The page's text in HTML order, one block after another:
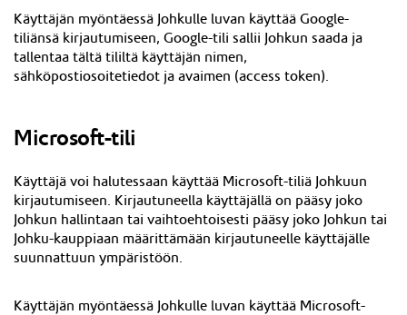
Käyttäjän myöntäessä Johkulle luvan käyttää Google-
tiliänsä kirjautumiseen, Google-tili sallii Johkun saada ja
tallentaa tältä tililtä käyttäjän nimen,
sähköpostiosoitetiedot ja avaimen (access token).
Microsoft-tili
Käyttäjä voi halutessaan käyttää Microsoft-tiliä Johkuun
kirjautumiseen. Kirjautuneella käyttäjällä on pääsy joko
Johkun hallintaan tai vaihtoehtoisesti pääsy joko Johkun tai
Johku-kauppiaan määrittämään kirjautuneelle käyttäjälle
suunnattuun ympäristöön.
Käyttäjän myöntäessä Johkulle luvan käyttää Microsoft-